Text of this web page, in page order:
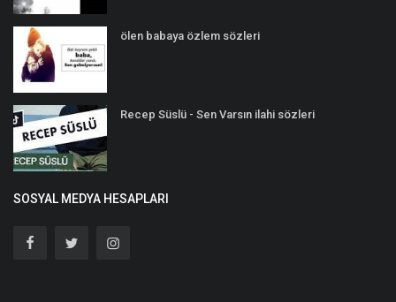
ölen babaya özlem sözleri
Recep Süslü - Sen Varsın ilahi sözleri
SOSYAL MEDYA HESAPLARI